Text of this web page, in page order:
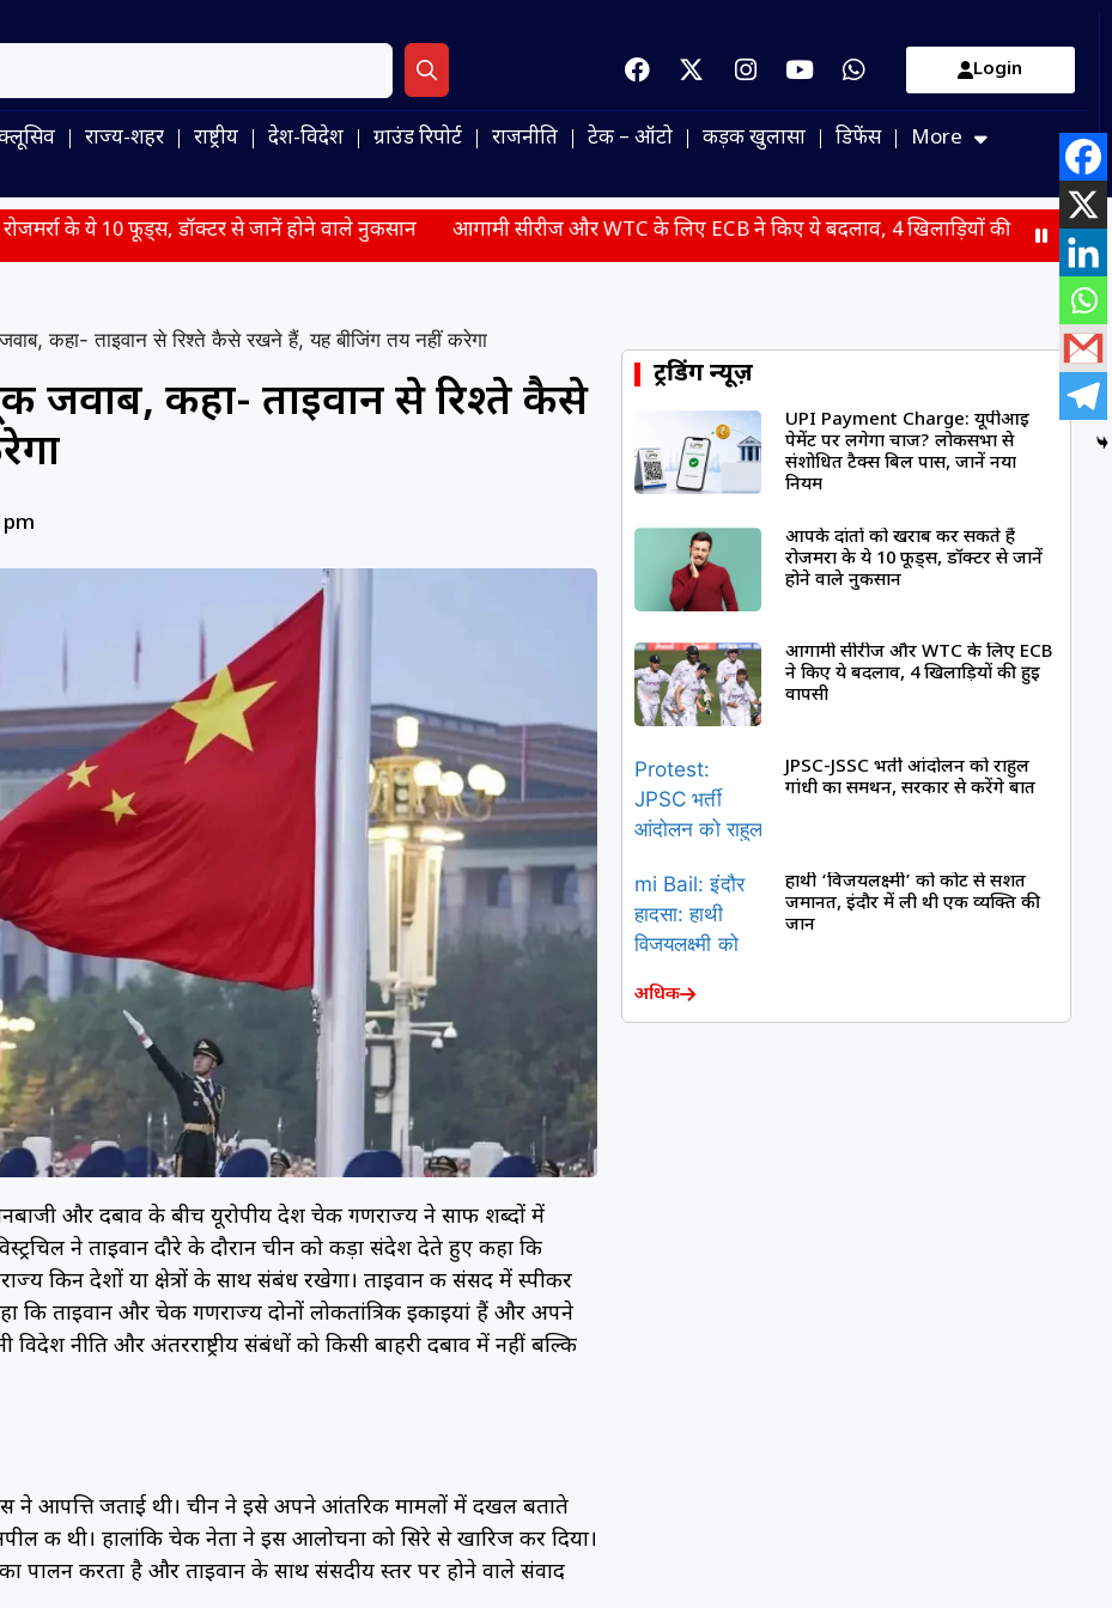
Login
राज्य-शहर राष्ट्रीय देश-विदेश ग्राउंड रिपोर्ट राजनीति टेक – ऑटो कड़क खुलासा डिफेंस More
फूड्स, डॉक्टर से जानें होने वाले नुकसान आगामी सीरीज और WTC के लिए ECB ने किए ये बदलाव, 4 खिलाड़ियों की हुई वापसी JPSC-
कहा- ताइवान से रिश्ते कैसे रखने हैं, यह बीजिंग तय नहीं करेगा
जवाब, कहा- ताइवान से रिश्ते कैसे
pm
और दबाव के बीच यूरोपीय देश चेक गणराज्य ने साफ शब्दों में
ने ताइवान दौरे के दौरान चीन को कड़ा संदेश देते हुए कहा कि
किन देशों या क्षेत्रों के साथ संबंध रखेगा। ताइवान की संसद में स्पीकर
कि ताइवान और चेक गणराज्य दोनों लोकतांत्रिक इकाइयां हैं और अपने
नीति और अंतरराष्ट्रीय संबंधों को किसी बाहरी दबाव में नहीं बल्कि
ने आपत्ति जताई थी। चीन ने इसे अपने आंतरिक मामलों में दखल बताते
की थी। हालांकि चेक नेता ने इस आलोचना को सिरे से खारिज कर दिया।
पालन करता है और ताइवान के साथ संसदीय स्तर पर होने वाले संवाद
ट्रेंडिंग न्यूज़
UPI Payment Charge: यूपीआई
पेमेंट पर लगेगा चार्ज? लोकसभा से
संशोधित टैक्स बिल पास, जानें नया
नियम
आपके दांतों को खराब कर सकते हैं
रोजमर्रा के ये 10 फूड्स, डॉक्टर से जानें
होने वाले नुकसान
आगामी सीरीज और WTC के लिए ECB
ने किए ये बदलाव, 4 खिलाड़ियों की हुई
वापसी
JPSC-JSSC भर्ती आंदोलन को राहुल
गांधी का समर्थन, सरकार से करेंगे बात
हाथी ‘विजयलक्ष्मी’ को कोर्ट से सशर्त
जमानत, इंदौर में ली थी एक व्यक्ति की
जान
अधिक